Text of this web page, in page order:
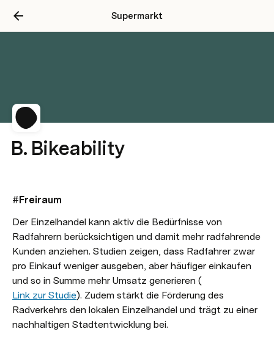
Supermarkt
B. Bikeability
#Freiraum
Der Einzelhandel kann aktiv die Bedürfnisse von
Radfahrern berücksichtigen und damit mehr radfahrende
Kunden anziehen. Studien zeigen, dass Radfahrer zwar
pro Einkauf weniger ausgeben, aber häufiger einkaufen
und so in Summe mehr Umsatz generieren (
Link zur Studie). Zudem stärkt die Förderung des
Radverkehrs den lokalen Einzelhandel und trägt zu einer
nachhaltigen Stadtentwicklung bei.